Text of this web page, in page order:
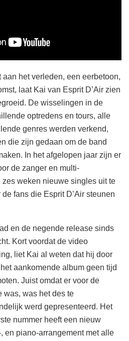
aan het verleden, een eerbetoon,
laat Kai van Esprit D’Air zien
De wisselingen in de
optredens en tours, alle
genres werden verkend,
die zijn gedaan om de band
In het afgelopen jaar zijn er
de zanger en multi-
weken nieuwe singles uit te
fans die Esprit D’Air steunen
en de negende release sinds
Kort voordat de video
liet Kai al weten dat hij door
aankomende album geen tijd
Juist omdat er voor de
was, was het des te
werd gepresenteerd. Het
nummer heeft een nieuw
en piano-arrangement met alle